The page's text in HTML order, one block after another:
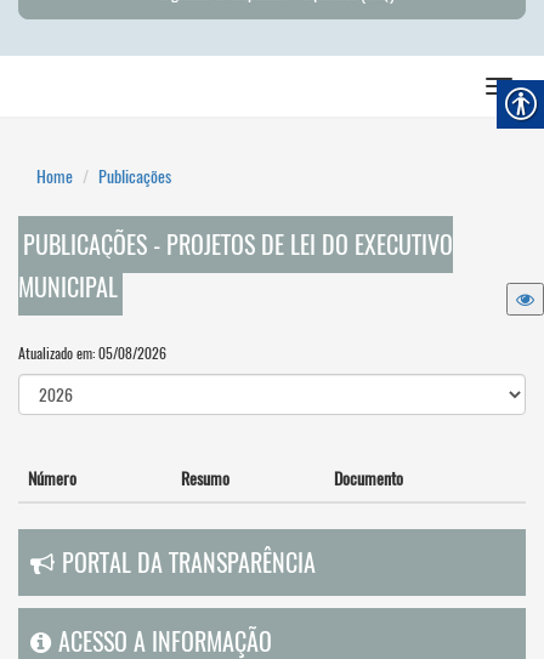
Home Publicações
PUBLICAÇÕES - PROJETOS DE LEI DO EXECUTIVO
MUNICIPAL
Atualizado em: 05/08/2026
Número Resumo Documento
PORTAL DA TRANSPARÊNCIA
ACESSO A INFORMAÇÃO